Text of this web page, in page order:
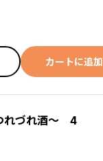
カートに追加
れづれ酒～ 4